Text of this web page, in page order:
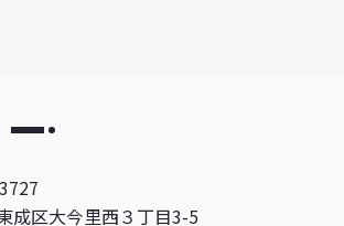
成区大今里西３丁目3-5